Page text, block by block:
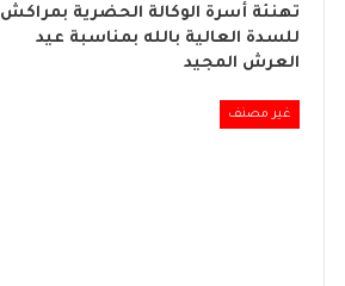
تهنئة أسرة الوكالة الحضرية بمراكش
للسدة العالية بالله بمناسبة عيد
العرش المجيد
غير مصنف